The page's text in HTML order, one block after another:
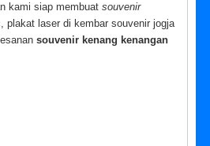
kami siap membuat souvenir
plakat laser di kembar souvenir jogja
souvenir kenang kenangan